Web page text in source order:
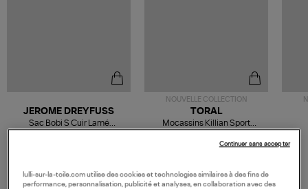
JEROME DREYFUSS
Sac Bobi S Cuir Lamé
Champagne
NOUVELLE COLLECTION
TORAL
Mocassins Killian Sport
Mousse
lulli-sur-la-toile.com utilise des cookies et technologies similaires à des fins de
performance, personnalisation, publicité et analyses, en collaboration avec des
Continuer sans accepter